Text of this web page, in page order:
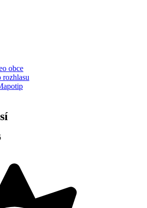
obce
rozhlasu